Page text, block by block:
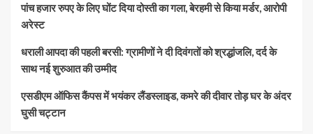
पांच हजार रुपए के लिए घोंट दिया दोस्ती का गला, बेरहमी से किया मर्डर, आरोपी
अरेस्ट
धराली आपदा की पहली बरसी: ग्रामीणों ने दी दिवंगतों को श्रद्धांजलि, दर्द के
साथ नई शुरुआत की उम्मीद
एसडीएम ऑफिस कैंपस में भयंकर लैंडस्लाइड, कमरे की दीवार तोड़ घर के अंदर
घुसी चट्टान